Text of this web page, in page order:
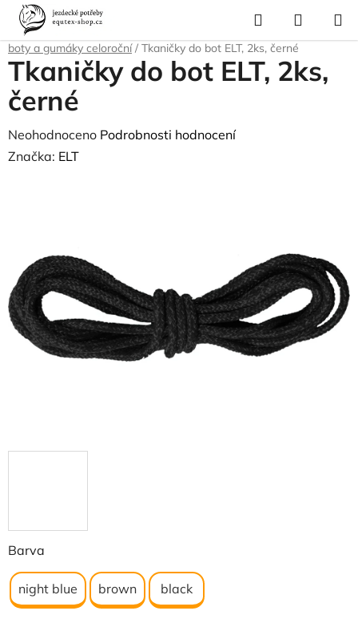
Přejít
obsah
Hledat
KOŠÍK
Domů
Pro jezdce
boty a gumáky celoroční / Tkaničky do bot ELT, 2ks, černé
Barva
night blue brown black
Tkaničky do bot ELT, 2ks,
černé
Průměrné
hodnocení
hvězdiček.
Neohodnoceno Podrobnosti hodnocení
Značka: ELT